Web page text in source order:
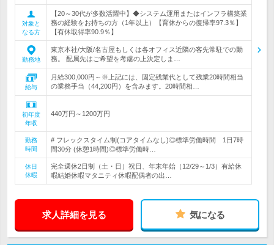
対象と
なる方
【20～30代が多数活躍中】◆システム運用またはインフラ構築業
務の経験をお持ちの方（1年以上）【育休からの復帰率97.3％】
【有休取得率90.9％】
勤務地
東京本社/大阪/名古屋もしくは各オフィス近隣の客先常駐での勤
務。 配属先はご希望を考慮の上決定しま…
給与
月給300,000円～※上記には、固定残業代として残業20時間相当
の業務手当（44,200円）を含みます。20時間相…
初年度
年収
440万円～1200万円
勤務
時間
# フレックスタイム制(コアタイムなし)◎標準労働時間 1日7時
間30分 (休憩1時間)◎標準労働時…
休日
休暇
完全週休2日制（土・日）祝日、年末年始（12/29～1/3）有給休
暇結婚休暇マタニティ休暇配偶者の出…
求人詳細を見る 気になる